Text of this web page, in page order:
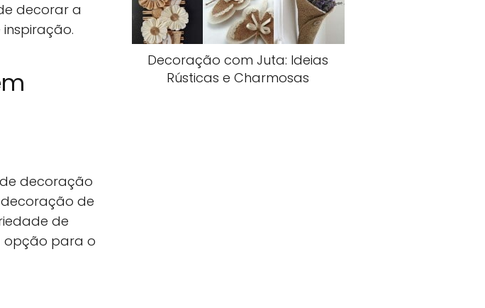
decorar a
decoração
de
de
opção para o
Decoração com Juta: Ideias
Rústicas e Charmosas